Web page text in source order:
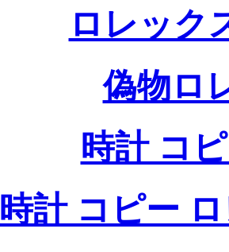
ロレック
偽物ロ
時計 コ
時計 コピー